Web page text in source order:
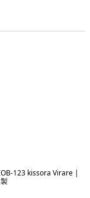
123 kissora Virare |